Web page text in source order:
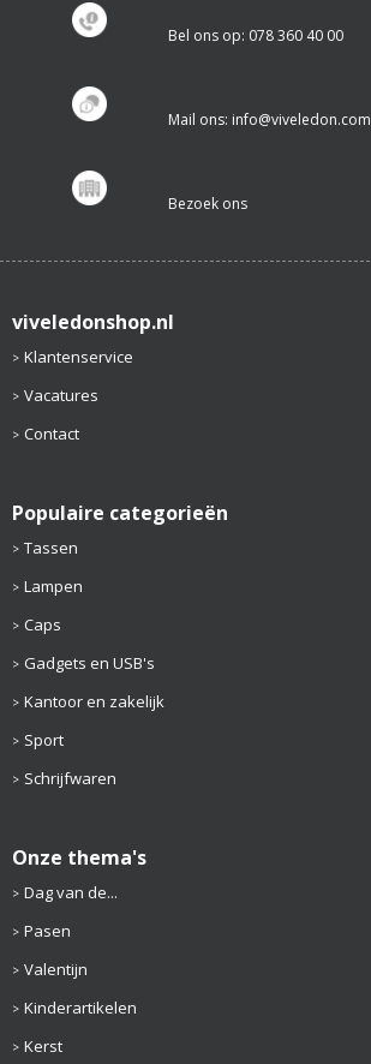
Bel ons op: 078 360 40 00
Mail ons: info@viveledon.com
Bezoek ons
viveledonshop.nl
Klantenservice
Vacatures
Contact
Populaire categorieën
Tassen
Lampen
Caps
Gadgets en USB's
Kantoor en zakelijk
Sport
Schrijfwaren
Onze thema's
Dag van de...
Pasen
Valentijn
Kinderartikelen
Kerst